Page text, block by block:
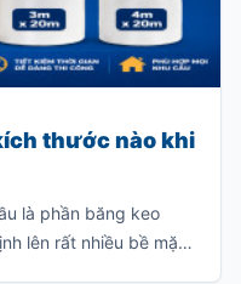
thước nào khi
là phần băng keo
lên rất nhiều bề mặt